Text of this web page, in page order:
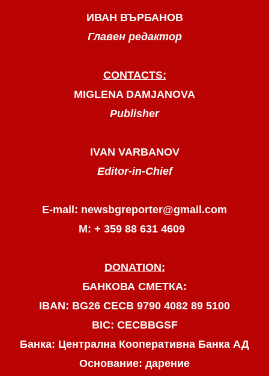
ИВАН ВЪРБАНОВ
Главен редактор
CONTACTS:
MIGLENA DAMJANOVA
Publisher
IVAN VARBANOV
Editor-in-Chief
E-mail: newsbgreporter@gmail.com
М: + 359 88 631 4609
DONATION:
БАНКОВА СМЕТКА:
IBAN: BG26 CECB 9790 4082 89 5100
BIC: CECBBGSF
Банка: Централна Кооперативна Банка АД
Основание: дарение